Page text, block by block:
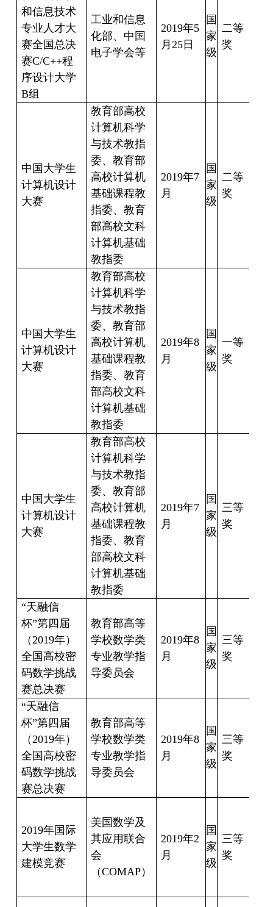
和信息技术
专业人才大
赛全国总决
赛C/C++程
序设计大学
B组
工业和信息
化部、中国
电子学会等
2019年5
月 25 日
国
家
级
二等
奖
中国大学生
计算机设计
大赛
教育部高校
计算机科学
与技术教指
委、教育部
高校计算机
基础课程教
指委、教育
部高校文科
计算机基础
教指委
2019年7
月
国
家
级
二等
奖
中国大学生
计算机设计
大赛
教育部高校
计算机科学
与技术教指
委、教育部
高校计算机
基础课程教
指委、教育
部高校文科
计算机基础
教指委
2019年8
月
国
家
级
一等
奖
中国大学生
计算机设计
大赛
教育部高校
计算机科学
与技术教指
委、教育部
高校计算机
基础课程教
指委、教育
部高校文科
计算机基础
教指委
2019年7
月
国
家
级
三等
奖
“天融信
杯”第四届
（2019年）
全国高校密
码数学挑战
赛总决赛
教育部高等
学校数学类
专业教学指
导委员会
2019年8
月
国
家
级
三等
奖
“天融信
杯”第四届
（2019年）
全国高校密
码数学挑战
赛总决赛
教育部高等
学校数学类
专业教学指
导委员会
2019年8
月
国
家
级
三等
奖
2019年国际
大学生数学
建模竞赛
美国数学及
其应用联合
会
（COMAP）
2019年2
月
国
家
级
三等
奖